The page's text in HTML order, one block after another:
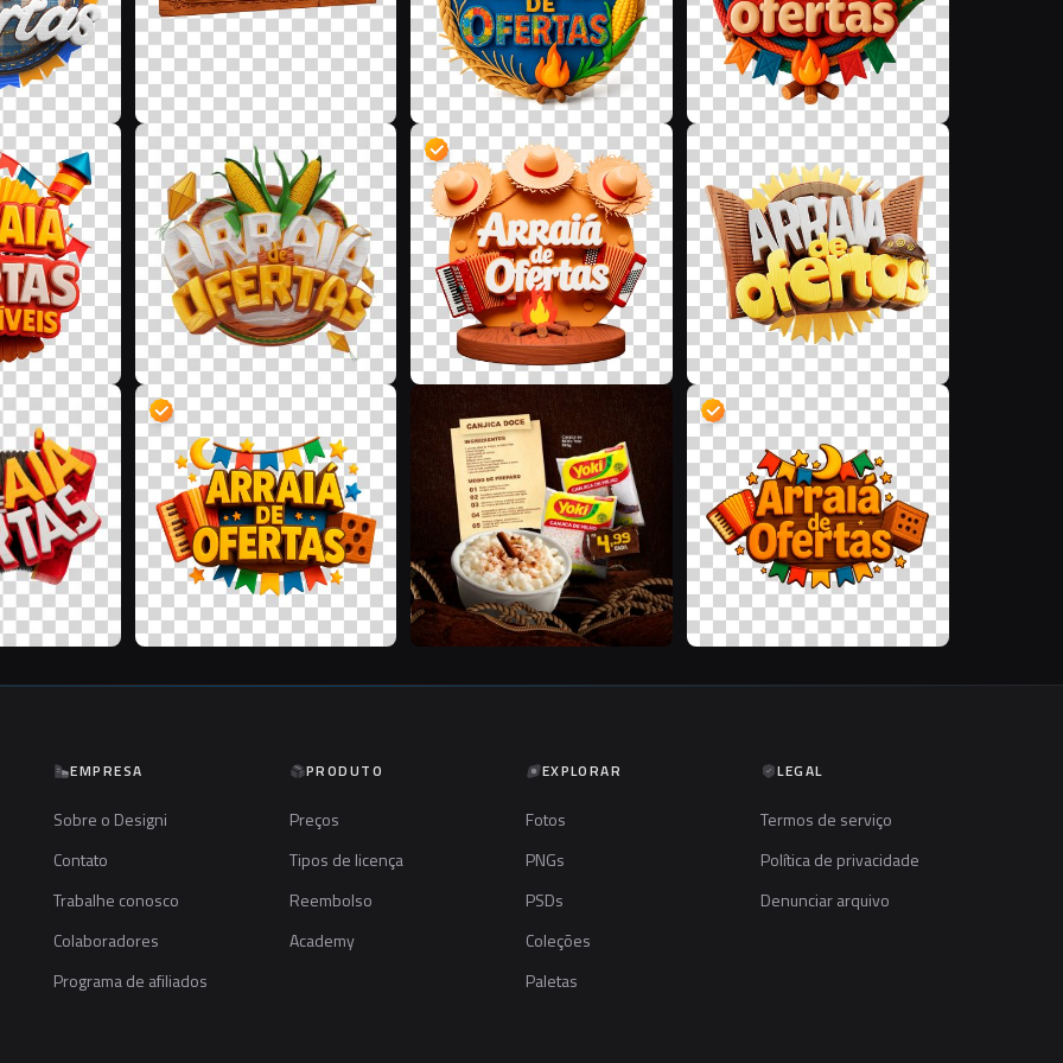
D W I W
W D D
EMPRESA
Sobre o Designi
Contato
Trabalhe conosco
Colaboradores
Programa de afiliados
PRODUTO
Preços
Tipos de licença
Reembolso
Academy
EXPLORAR
Fotos
PNGs
PSDs
Coleções
Paletas
LEGAL
Termos de serviço
Política de privacidade
Denunciar arquivo